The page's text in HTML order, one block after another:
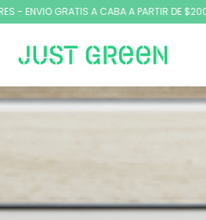
GRATIS A CABA A PARTIR DE $200.000